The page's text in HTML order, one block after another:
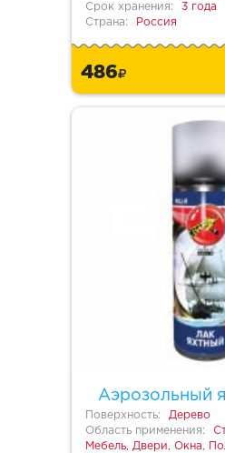
Срок хранения:
3 года
Страна:
Россия
486
Аэрозольный
Поверхность:
Дерево
Область применения:
Мебель, Двери, Окна,